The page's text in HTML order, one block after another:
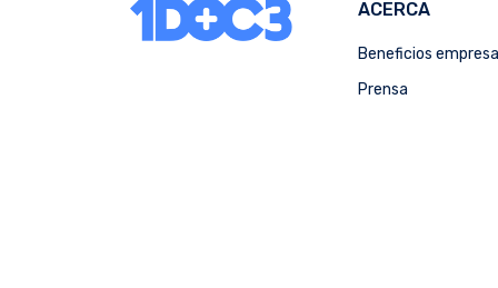
ACERCA
Beneficios
Prensa